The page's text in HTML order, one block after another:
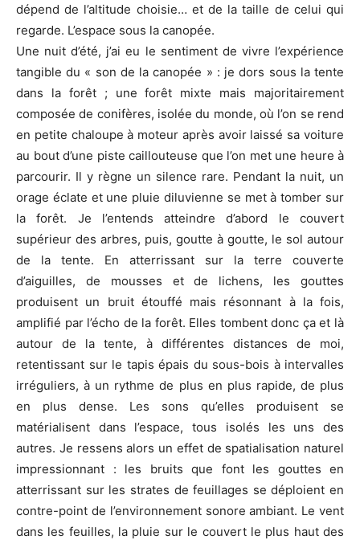
dépend de l’altitude choisie… et de la taille de celui qui
regarde. L’espace sous la canopée.
Une nuit d’été, j’ai eu le sentiment de vivre l’expérience
tangible du « son de la canopée » : je dors sous la tente
dans la forêt ; une forêt mixte mais majoritairement
composée de conifères, isolée du monde, où l’on se rend
en petite chaloupe à moteur après avoir laissé sa voiture
au bout d’une piste caillouteuse que l’on met une heure à
parcourir. Il y règne un silence rare. Pendant la nuit, un
orage éclate et une pluie diluvienne se met à tomber sur
la forêt. Je l’entends atteindre d’abord le couvert
supérieur des arbres, puis, goutte à goutte, le sol autour
de la tente. En atterrissant sur la terre couverte
d’aiguilles, de mousses et de lichens, les gouttes
produisent un bruit étouffé mais résonnant à la fois,
amplifié par l’écho de la forêt. Elles tombent donc ça et là
autour de la tente, à différentes distances de moi,
retentissant sur le tapis épais du sous-bois à intervalles
irréguliers, à un rythme de plus en plus rapide, de plus
en plus dense. Les sons qu’elles produisent se
matérialisent dans l’espace, tous isolés les uns des
autres. Je ressens alors un effet de spatialisation naturel
impressionnant : les bruits que font les gouttes en
atterrissant sur les strates de feuillages se déploient en
contre-point de l’environnement sonore ambiant. Le vent
dans les feuilles, la pluie sur le couvert le plus haut des